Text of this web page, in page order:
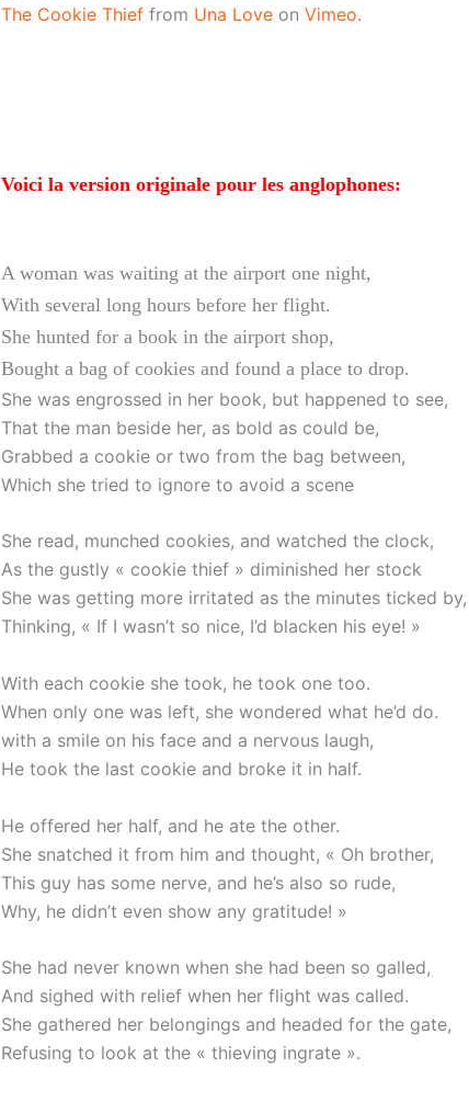
The Cookie Thief from Una Love on Vimeo.
Voici la version originale pour les anglophones:
A woman was waiting at the airport one night,
With several long hours before her flight.
She hunted for a book in the airport shop,
Bought a bag of cookies and found a place to drop.
She was engrossed in her book, but happened to see,
That the man beside her, as bold as could be,
Grabbed a cookie or two from the bag between,
Which she tried to ignore to avoid a scene
She read, munched cookies, and watched the clock,
As the gustly « cookie thief » diminished her stock
She was getting more irritated as the minutes ticked by,
Thinking, « If I wasn’t so nice, I’d blacken his eye! »
With each cookie she took, he took one too.
When only one was left, she wondered what he’d do.
with a smile on his face and a nervous laugh,
He took the last cookie and broke it in half.
He offered her half, and he ate the other.
She snatched it from him and thought, « Oh brother,
This guy has some nerve, and he’s also so rude,
Why, he didn’t even show any gratitude! »
She had never known when she had been so galled,
And sighed with relief when her flight was called.
She gathered her belongings and headed for the gate,
Refusing to look at the « thieving ingrate ».